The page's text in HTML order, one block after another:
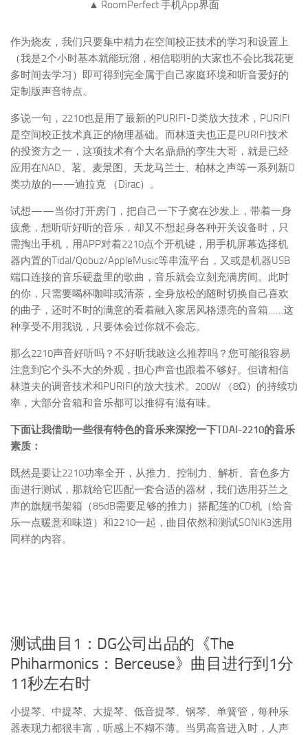
▲ RoomPerfect 手机App界面
作为烧友，我们只要集中精力在空间校正技术的学习和设置上
（我是2个小时基本就能玩溜，相信聪明的大家也不会比我花更
多时间去学习）即可得到完全属于自己家庭环境和听音爱好的
定制版声音特点。
多说一句，2210也是用了最新的PURIFI-D类放大技术，PURIFI
是空间校正技术真正的物理基础。而林道夫也正是PURIFI技术
的投资方之一，这项技术有个大名鼎鼎的孪生大哥，就是已经
应用在NAD、茗、麦景图、天龙马兰士、柏林之声等一系列新D
类功放的——迪拉克 （Dirac）。
试想——当你打开房门，把自己一下子窝在沙发上，带着一身
疲惫，想听听好听的音乐，却又不想起身各种开关设备时，只
需掏出手机，用APP对着2210点个开机键，用手机屏幕选择机
器内置的Tidal/Qobuz/AppleMusic等串流平台，又或是机器USB
端口连接的音乐硬盘里的歌曲，音乐就会立刻充满房间。此时
的你，只需要喝杯咖啡或清茶，全身放松的随时切换自己喜欢
的曲子，还时不时的满意的看着融入家居风格漂亮的音箱……这
种享受不用我说，只要体会过你就不会忘。
那么2210声音好听吗？不好听我敢这么推荐吗？您可能很容易
注意到它个头不大的外观，担心声音也跟着不够好。但请相信
林道夫的调音技术和PURIFI的放大技术。200W （8Ω）的持续功
率，大部分音箱和音乐都可以推得有滋有味。
下面让我借助一些很有特色的音乐来深挖一下TDAI-2210的音乐
素质：
既然是要让2210功率全开，从推力、控制力、解析、音色多方
面进行测试，那就给它匹配一套合适的器材，我们选用芬兰之
声的旗舰书架箱（85dB需要足够的推力）搭配莲的CD机（给音
乐一点暖意和味道）和2210一起，曲目依然和测试SONIK3选用
同样的内容。
测试曲目1：DG公司出品的《The
Phiharmonics：Berceuse》曲目进行到1分
11秒左右时
小提琴、中提琴、大提琴、低音提琴、钢琴、单簧管，每种乐
器表现力都很丰富，听感上不糊不薄。当男高音进入时，人声